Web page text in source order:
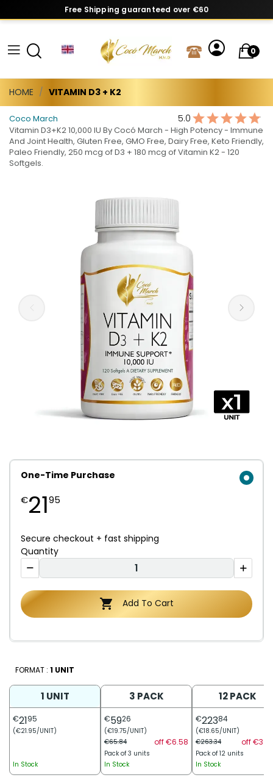
Free Shipping guaranteed over €60
0
HOME VITAMIN D3 + K2
Coco March 5.0
Vitamin D3+K2 10,000 IU By Cocó March - High Potency - Immune
And Joint Health, Gluten Free, GMO Free, Dairy Free, Keto Friendly,
Paleo Friendly, 250 mcg of D3 + 180 mcg of Vitamin K2 - 120
Softgels.
One-Time Purchase
€2195
Secure checkout + fast shipping
Quantity
 Add To Cart
FORMAT : 1 UNIT
1 UNIT
€2195
(€21.95/UNIT)
In Stock
3 PACK
€5926
(€19.75/UNIT)
€65.84
off €6.58
Pack of 3 units
In Stock
12 PACK
€22384
(€18.65/UNIT)
€263.34
off
Pack of 12 units
In Stock